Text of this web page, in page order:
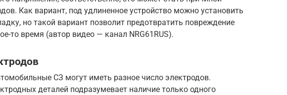
Как вариант, под удлиненное устройство можно установить
но такой вариант позволит предотвратить повреждение
то время (автор видео — канал NRG61RUS).
СЗ могут иметь разное число электродов.
деталей подразумевает наличие только одного